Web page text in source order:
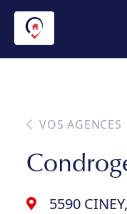
VOS AGENCES
5590